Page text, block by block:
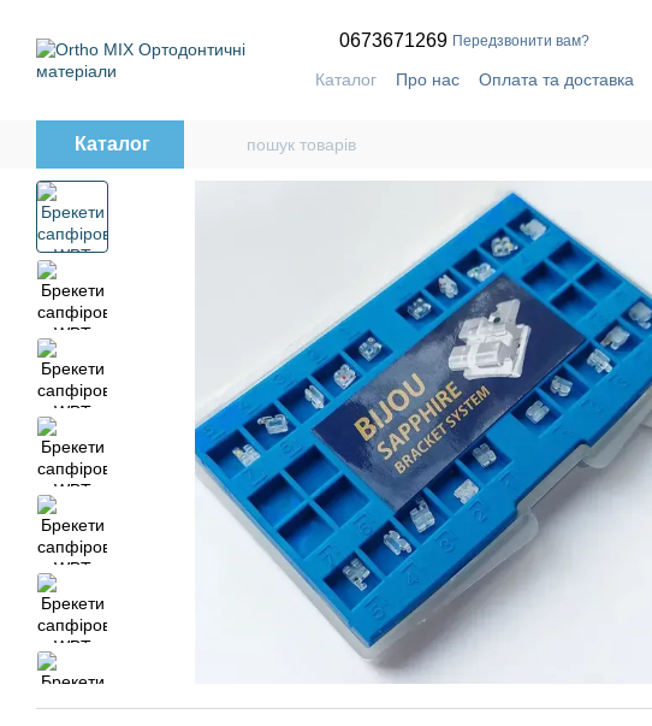
0673671269 Передзвонити вам?
Каталог Про нас Оплата та доставка
Каталог